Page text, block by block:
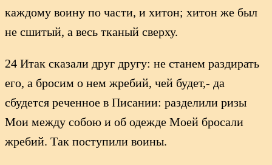
каждому воину по части, и хитон; хитон же был
не сшитый, а весь тканый сверху.
24 Итак сказали друг другу: не станем раздирать
его, а бросим о нем жребий, чей будет,- да
сбудется реченное в Писании: разделили ризы
Мои между собою и об одежде Моей бросали
жребий. Так поступили воины.